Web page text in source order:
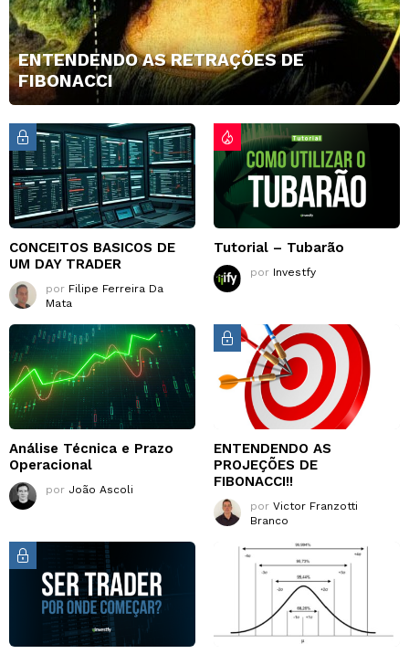
ENTENDENDO AS RETRAÇÕES DE
FIBONACCI
CONCEITOS BASICOS DE
UM DAY TRADER
por Filipe Ferreira Da
Mata
Tutorial – Tubarão
por Investfy
Análise Técnica e Prazo
Operacional
por João Ascoli
ENTENDENDO AS
PROJEÇÕES DE
FIBONACCI!!
por Victor Franzotti
Branco